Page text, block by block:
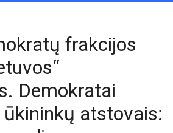
frakcijos
Demokratai
atstovais: